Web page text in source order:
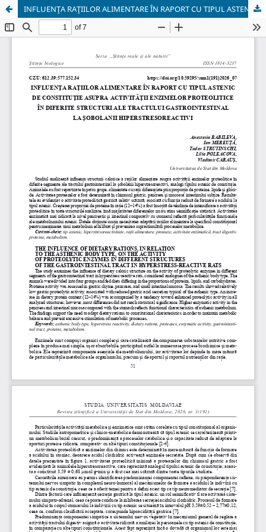
INFLUENŢA RAŢIILOR ALIMENTARE ÎN RAPORT CU TIPUL ASTENIC DE CONSTITUŢIE ASUPRA ACTIVITĂŢII ENZIMELOR PROTEOLITICE ÎN DIFERITE STRUCTURI ALE TRACTULUI GASTROINTESTINAL LA ŞOBOLANII HIPERSTRESOREACTIVI